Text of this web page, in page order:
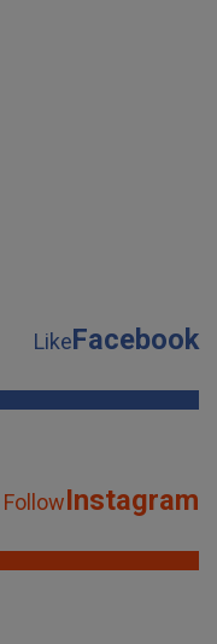
LikeFacebook
FollowInstagram